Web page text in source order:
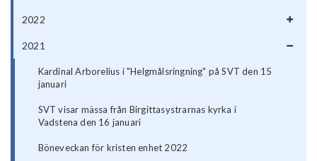
2022
2021
Kardinal Arborelius i "Helgmålsringning" på SVT den 15
januari
SVT visar mässa från Birgittasystrarnas kyrka i
Vadstena den 16 januari
Böneveckan för kristen enhet 2022